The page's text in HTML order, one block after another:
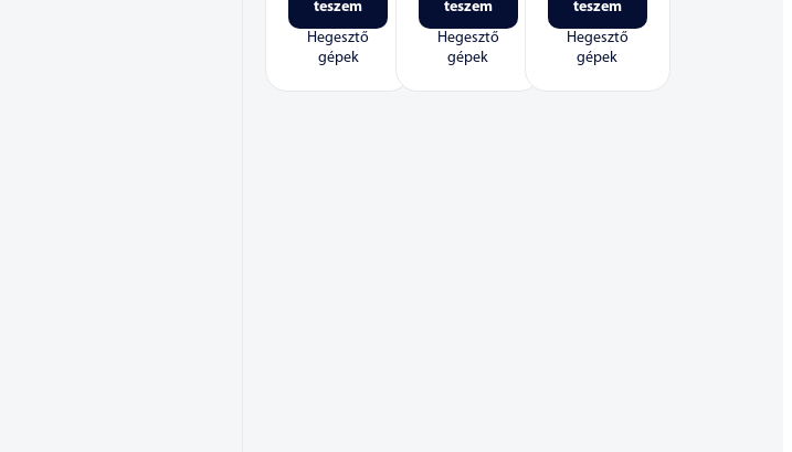
teszem
Hegesztő
gépek
teszem
Hegesztő
gépek
teszem
Hegesztő
gépek